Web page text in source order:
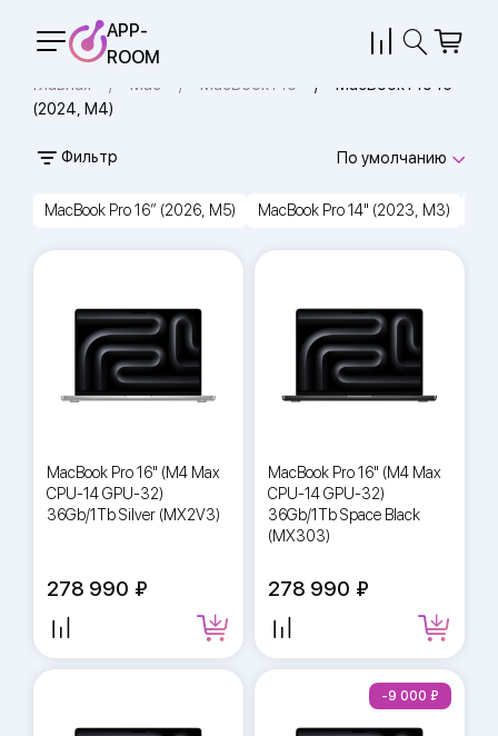
APP-
ROOM
Главная Mac MacBook Pro
MacBook Pro 16"
(2024, M4)
MacBook Pro 16″ (2026, M5) MacBook Pro 14" (2023, M3)
Фильтр По умолчанию
MacBook Pro 16" (M4 Max
CPU-14 GPU-32)
36Gb/1Tb Silver (MX2V3)
278 990
MacBook Pro 16" (M4 Max
CPU-14 GPU-32)
36Gb/1Tb Space Black
(MX303)
278 990
-9 000